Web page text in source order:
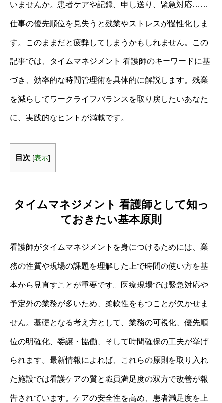
いませんか。患者ケアや記録、申し送り、緊急対応……
仕事の優先順位を見失うと残業やストレスが慢性化しま
す。このままだと疲弊してしまうかもしれません。この
記事では、タイムマネジメント 看護師のキーワードに基
づき、効率的な時間管理術を具体的に解説します。残業
を減らしてワークライフバランスを取り戻したいあなた
に、実践的なヒントが満載です。
目次 [表示]
タイムマネジメント 看護師として知っ
ておきたい基本原則
看護師がタイムマネジメントを身につけるためには、業
務の性質や現場の課題を理解した上で時間の使い方を基
本から見直すことが重要です。医療現場では緊急対応や
予定外の業務が多いため、柔軟性をもつことが欠かせま
せん。基礎となる考え方として、業務の可視化、優先順
位の明確化、委譲・協働、そして時間確保の工夫が挙げ
られます。最新情報によれば、これらの原則を取り入れ
た施設では看護ケアの質と職員満足度の双方で改善が報
告されています。ケアの安全性を高め、患者満足度を上